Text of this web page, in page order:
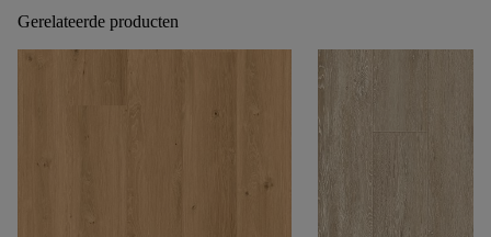
Gerelateerde producten